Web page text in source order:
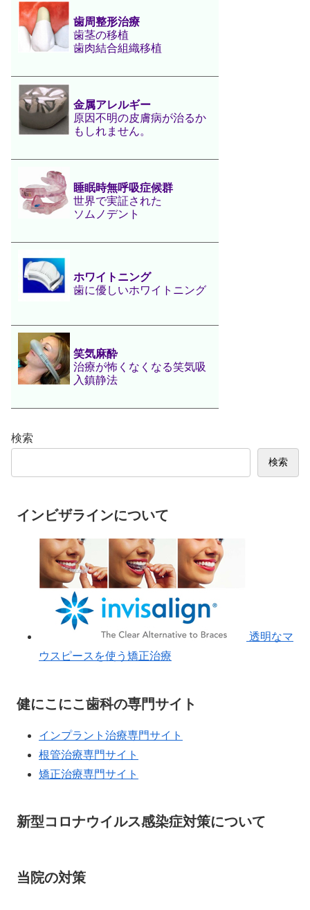
歯周整形治療
歯茎の移植
歯肉結合組織移植
金属アレルギー
原因不明の皮膚病が治るか
もしれません。
睡眠時無呼吸症候群
世界で実証された
ソムノデント
ホワイトニング
歯に優しいホワイトニング
笑気麻酔
治療が怖くなくなる笑気吸
入鎮静法
検索
検索
インビザラインについて
透明なマ
ウスピースを使う矯正治療
健にこにこ歯科の専門サイト
インプラント治療専門サイト
根管治療専門サイト
矯正治療専門サイト
新型コロナウイルス感染症対策について
当院の対策